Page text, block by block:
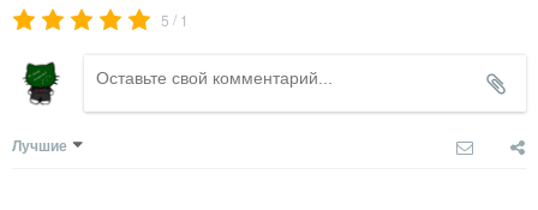
5 / 1
Лучшие